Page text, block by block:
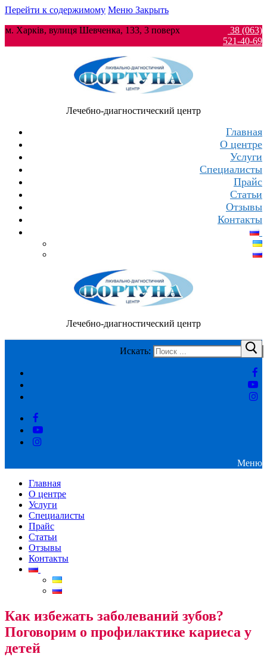
Перейти к содержимому Меню Закрыть
м. Харків, вулиця Шевченка, 133, 3 поверх
38 (063)
521-40-69
Лечебно-диагностический центр
Главная
О центре
Услуги
Специалисты
Прайс
Статьи
Отзывы
Контакты
Лечебно-диагностический центр
Искать:
Меню
Главная
О центре
Услуги
Специалисты
Прайс
Статьи
Отзывы
Контакты
Как избежать заболеваний зубов?
Поговорим о профилактике кариеса у
детей